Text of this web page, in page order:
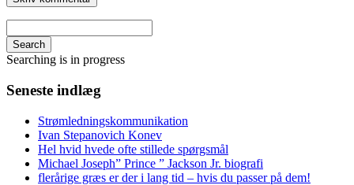
Search
Searching is in progress
Seneste indlæg
Strømledningskommunikation
Ivan Stepanovich Konev
Hel hvid hvede ofte stillede spørgsmål
Michael Joseph” Prince ” Jackson Jr. biografi
flerårige græs er der i lang tid – hvis du passer på dem!